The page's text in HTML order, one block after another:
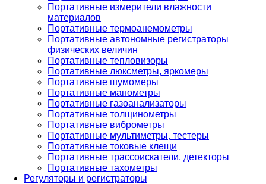
Портативные измерители влажности
материалов
Портативные термоанемометры
Портативные автономные регистраторы
физических величин
Портативные тепловизоры
Портативные люксметры, яркомеры
Портативные шумомеры
Портативные манометры
Портативные газоанализаторы
Портативные толщинометры
Портативные виброметры
Портативные мультиметры, тестеры
Портативные токовые клещи
Портативные трассоискатели, детекторы
Портативные тахометры
Регуляторы и регистраторы